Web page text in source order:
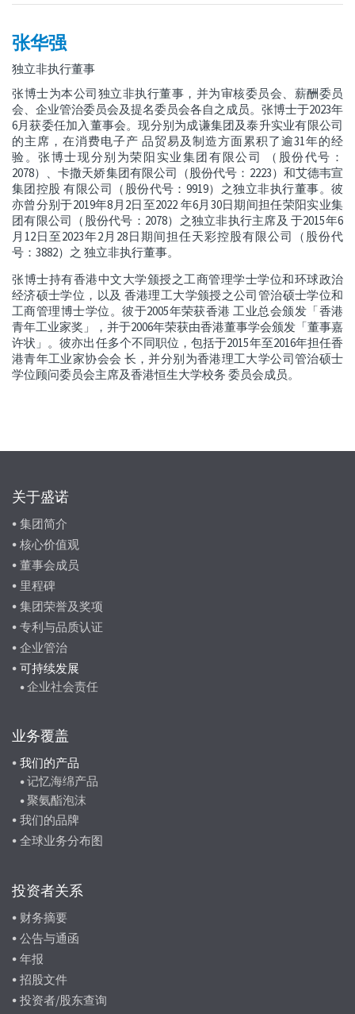
张华强
独立非执行董事
张博士为本公司独立非执行董事，并为审核委员会、薪酬委员
会、企业管治委员会及提名委员会各自之成员。张博士于2023年
6月获委任加入董事会。现分别为成谦集团及泰升实业有限公司
的主席，在消费电子产 品贸易及制造方面累积了逾31年的经
验。张博士现分别为荣阳实业集团有限公司 （股份代号：
2078）、卡撒天娇集团有限公司（股份代号：2223）和艾德韦宣
集团控股 有限公司（股份代号：9919）之独立非执行董事。彼
亦曾分别于2019年8月2日至2022 年6月30日期间担任荣阳实业集
团有限公司（股份代号：2078）之独立非执行主席及 于2015年6
月12日至2023年2月28日期间担任天彩控股有限公司（股份代
号：3882）之 独立非执行董事。
张博士持有香港中文大学颁授之工商管理学士学位和环球政治
经济硕士学位，以及 香港理工大学颁授之公司管治硕士学位和
工商管理博士学位。彼于2005年荣获香港 工业总会颁发「香港
青年工业家奖」，并于2006年荣获由香港董事学会颁发「董事嘉
许状」。彼亦出任多个不同职位，包括于2015年至2016年担任香
港青年工业家协会会 长，并分别为香港理工大学公司管治硕士
学位顾问委员会主席及香港恒生大学校务 委员会成员。
关于盛诺
集团简介
核心价值观
董事会成员
里程碑
集团荣誉及奖项
专利与品质认证
企业管治
可持续发展
企业社会责任
业务覆盖
我们的产品
记忆海绵产品
聚氨酯泡沫
我们的品牌
全球业务分布图
投资者关系
财务摘要
公告与通函
年报
招股文件
投资者/股东查询